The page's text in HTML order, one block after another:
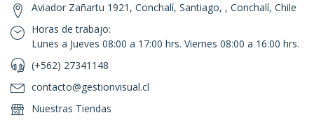
Aviador Zañartu 1921, Conchalí, Santiago, , Conchalí, Chile
Horas de trabajo:
Lunes a Jueves 08:00 a 17:00 hrs. Viernes 08:00 a 16:00 hrs.
(+562) 27341148
contacto@gestionvisual.cl
Nuestras Tiendas